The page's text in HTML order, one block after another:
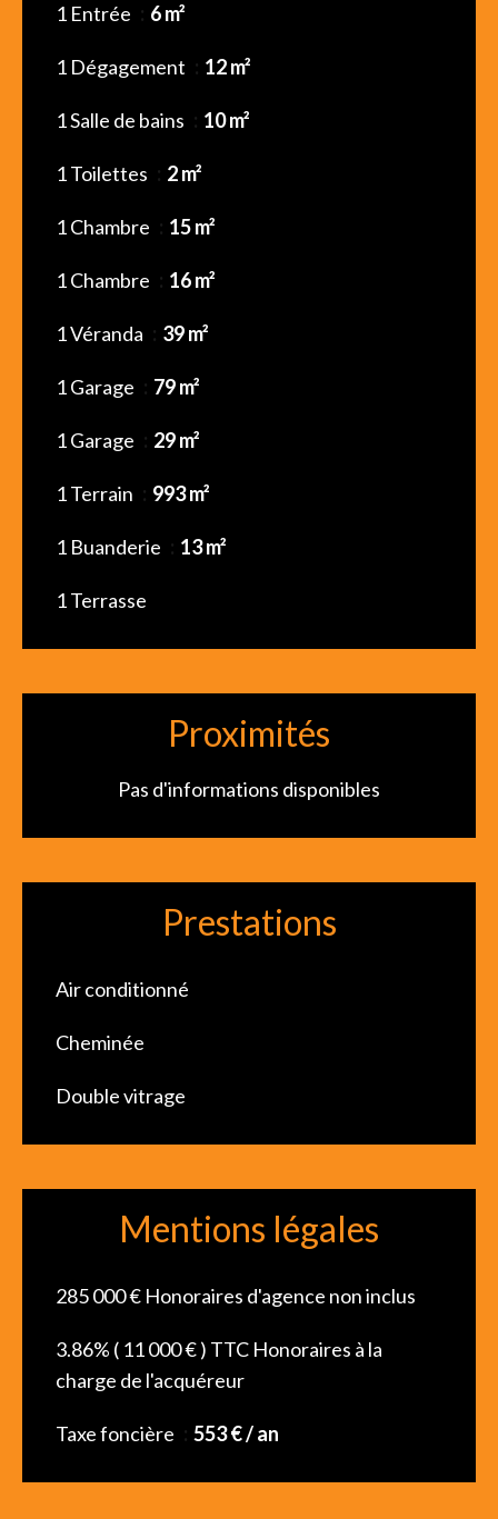
1 Entrée 6 m²
1 Dégagement 12 m²
1 Salle de bains 10 m²
1 Toilettes 2 m²
1 Chambre 15 m²
1 Chambre 16 m²
1 Véranda 39 m²
1 Garage 79 m²
1 Garage 29 m²
1 Terrain 993 m²
1 Buanderie 13 m²
1 Terrasse
Proximités
Pas d'informations disponibles
Prestations
Air conditionné
Cheminée
Double vitrage
Mentions légales
285 000 € Honoraires d'agence non inclus
3.86% ( 11 000 € ) TTC Honoraires à la
charge de l'acquéreur
Taxe foncière 553 € / an